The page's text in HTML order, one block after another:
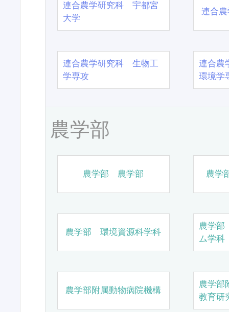
連合農学研究科 宇都宮
大学
連合
連合農学研究科 生物工
学専攻
連合農
環境学
農学部
農学部 農学部 農学
農学部 環境資源科学科
農学
ム学科
農学部附属動物病院機構
農学部
教育研